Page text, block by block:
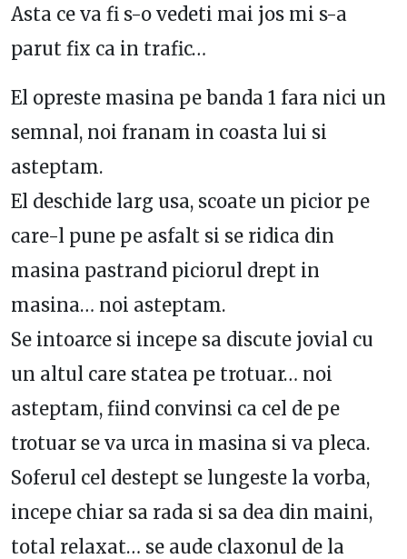
Asta ce va fi s-o vedeti mai jos mi s-a
parut fix ca in trafic…
El opreste masina pe banda 1 fara nici un
semnal, noi franam in coasta lui si
asteptam.
El deschide larg usa, scoate un picior pe
care-l pune pe asfalt si se ridica din
masina pastrand piciorul drept in
masina… noi asteptam.
Se intoarce si incepe sa discute jovial cu
un altul care statea pe trotuar… noi
asteptam, fiind convinsi ca cel de pe
trotuar se va urca in masina si va pleca.
Soferul cel destept se lungeste la vorba,
incepe chiar sa rada si sa dea din maini,
total relaxat… se aude claxonul de la